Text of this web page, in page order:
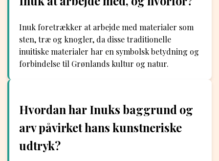
Inuk foretrækker at arbejde med materialer som
sten, træ og knogler, da disse traditionelle
inuitiske materialer har en symbolsk betydning og
forbindelse til Grønlands kultur og natur.
Hvordan har Inuks baggrund og
arv påvirket hans kunstneriske
udtryk?